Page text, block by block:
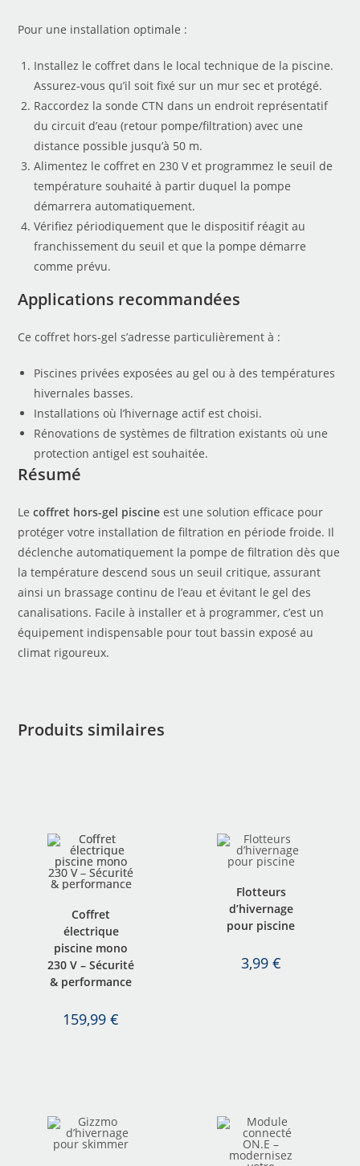
Pour une installation optimale :
Installez le coffret dans le local technique de la piscine.
Assurez-vous qu’il soit fixé sur un mur sec et protégé.
Raccordez la sonde CTN dans un endroit représentatif
du circuit d’eau (retour pompe/filtration) avec une
distance possible jusqu’à 50 m.
Alimentez le coffret en 230 V et programmez le seuil de
température souhaité à partir duquel la pompe
démarrera automatiquement.
Vérifiez périodiquement que le dispositif réagit au
franchissement du seuil et que la pompe démarre
comme prévu.
Applications recommandées
Ce coffret hors-gel s’adresse particulièrement à :
Piscines privées exposées au gel ou à des températures
hivernales basses.
Installations où l’hivernage actif est choisi.
Rénovations de systèmes de filtration existants où une
protection antigel est souhaitée.
Résumé
Lecoffret hors-gel piscine est une solution efficace pour
protéger votre installation de filtration en période froide. Il
déclenche automatiquement la pompe de filtration dès que
la température descend sous un seuil critique, assurant
ainsi un brassage continu de l’eau et évitant le gel des
canalisations. Facile à installer et à programmer, c’est un
équipement indispensable pour tout bassin exposé au
climat rigoureux.
Produits similaires
Coffret
électrique
piscine mono
230 V – Sécurité
& performance
159,99€
Flotteurs
d’hivernage
pour piscine
3,99 €